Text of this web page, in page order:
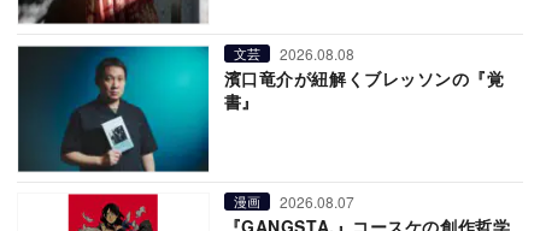
文芸 2026.08.08
濱口竜介が紐解くブレッソンの『覚
書』
漫画 2026.08.07
『GANGSTA.』コースケの創作哲学